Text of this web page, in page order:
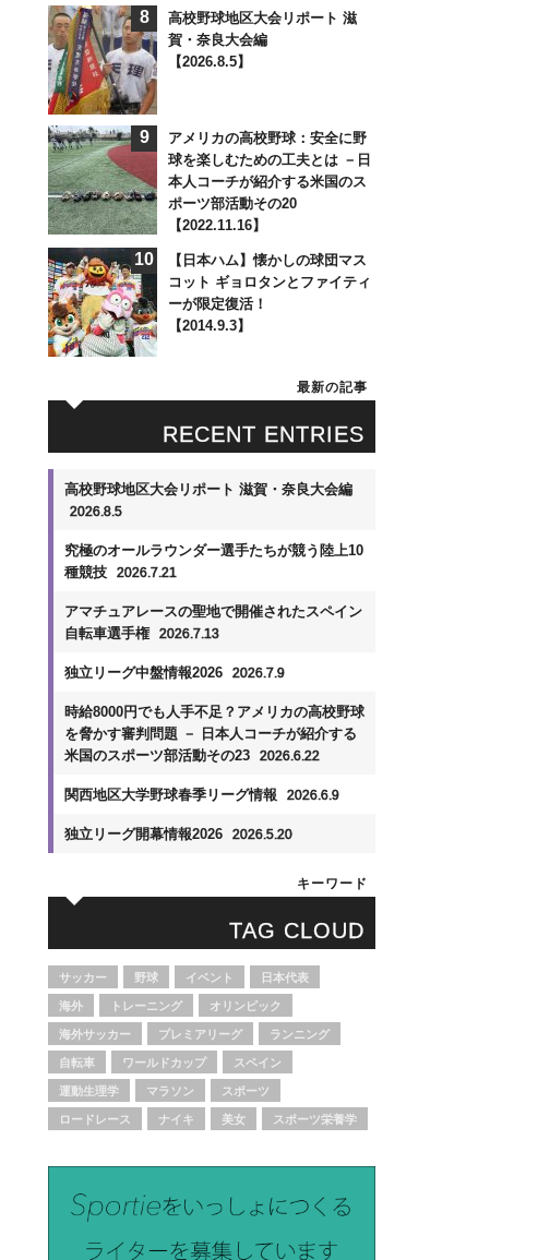
8
高校野球地区大会リポート 滋
賀・奈良大会編
【2026.8.5】
9
アメリカの高校野球：安全に野
球を楽しむための工夫とは －日
本人コーチが紹介する米国のス
ポーツ部活動その20
【2022.11.16】
10
【日本ハム】懐かしの球団マス
コット ギョロタンとファイティ
ーが限定復活！
【2014.9.3】
RECENT ENTRIES
最新の記事
高校野球地区大会リポート 滋賀・奈良大会編
2026.8.5
究極のオールラウンダー選手たちが競う陸上10
種競技
2026.7.21
アマチュアレースの聖地で開催されたスペイン
自転車選手権 2026.7.13
独立リーグ中盤情報2026 2026.7.9
時給8000円でも人手不足？アメリカの高校野球
を脅かす審判問題 － 日本人コーチが紹介する
米国のスポーツ部活動その23
2026.6.22
関西地区大学野球春季リーグ情報 2026.6.9
独立リーグ開幕情報2026 2026.5.20
TAG CLOUD
キーワード
サッカー 野球 イベント 日本代表
海外 トレーニング オリンピック
海外サッカー プレミアリーグ ランニング
自転車 ワールドカップ スペイン
運動生理学 マラソン スポーツ
ロードレース ナイキ 美女 スポーツ栄養学